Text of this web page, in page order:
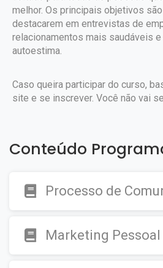
melhor. Os principais objetivos
destacarem em entrevistas de
relacionamentos mais saudáveis
autoestima.
Caso queira participar do curso,
site e se inscrever. Você não vai
Conteúdo
Processo de
Marketing Pessoal